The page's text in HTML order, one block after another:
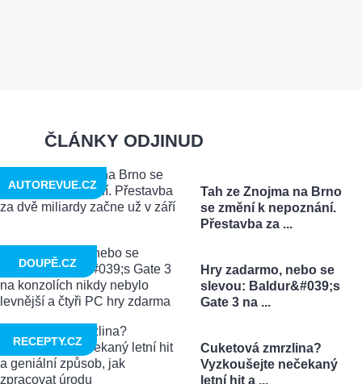
ČLÁNKY ODJINUD
Tah ze Znojma na Brno
se změní k nepoznání.
Přestavba za ...
AUTOREVUE.CZ
Hry zadarmo, nebo se
slevou: Baldur&#039;s
Gate 3 na ...
DOUPĚ.CZ
Cuketová zmrzlina?
Vyzkoušejte nečekaný
letní hit a ...
RECEPTY.CZ